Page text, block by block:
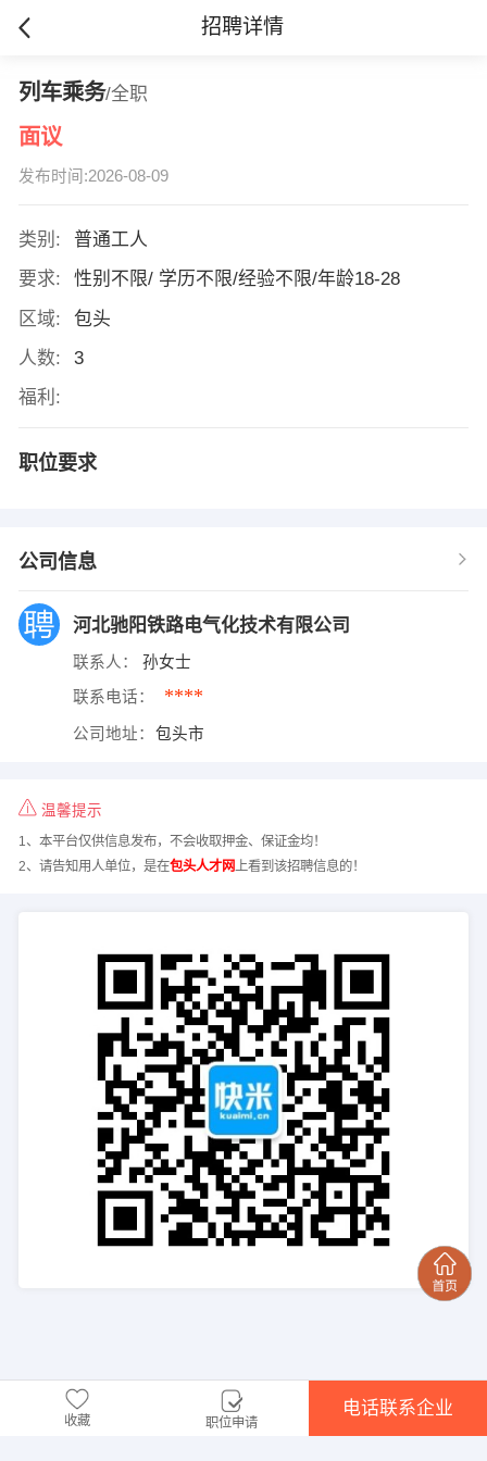
招聘详情
列车乘务/全职
面议
发布时间:2026-08-09
类别:
普通工人
要求:
性别不限/ 学历不限/经验不限/年龄18-28
区域:
包头
人数:
3
福利:
职位要求
公司信息
河北驰阳铁路电气化技术有限公司
联系人： 孙女士
联系电话： ****
公司地址： 包头市
温馨提示
1、本平台仅供信息发布，不会收取押金、保证金均！
2、请告知用人单位，是在包头人才网上看到该招聘信息的！
收藏 职位申请
电话联系企业